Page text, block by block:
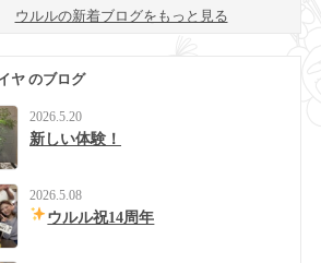
ウルルの新着ブログをもっと見る
ヤ のブログ
2026.5.20
新しい体験！
2026.5.08
ウルル祝14周年